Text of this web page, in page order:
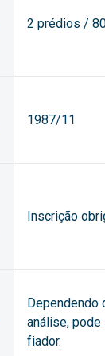
2 prédios /
1987/11
Inscrição
Dependendo
análise,
fiador.